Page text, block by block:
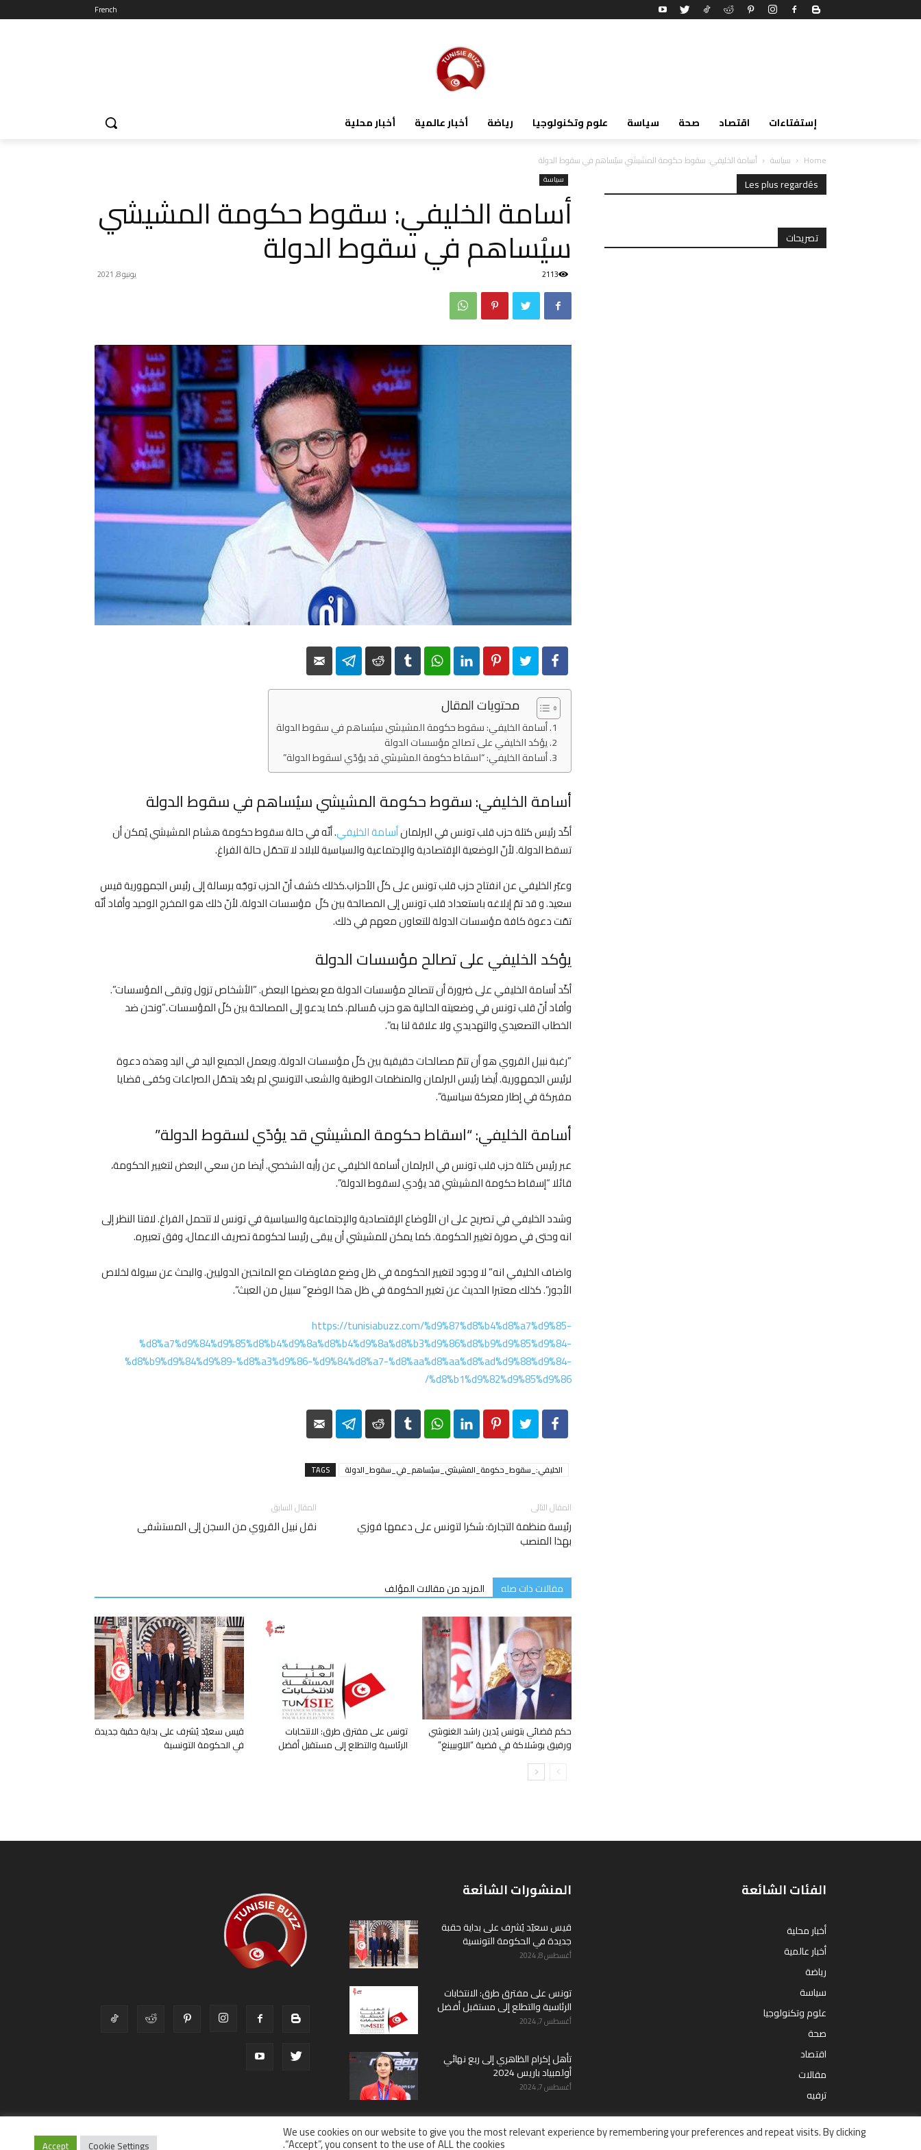
French
أخبار محلية أخبار عالمية رياضة علوم وتكنولوجيا سياسة صحة اقتصاد إستفتاءات
Home سياسة أسامة الخليفي: سقوط حكومة المشيشي سيُساهم في سقوط الدولة
سياسة
أسامة الخليفي: سقوط حكومة المشيشي
سيُساهم في سقوط الدولة
يونيو 8, 2021 2113
Facebook
Twitter
Pinterest
LinkedIn
WhatsApp
Tumblr
Reddit
Telegram
محتويات المقال
أسامة الخليفي: سقوط حكومة المشيشي سيُساهم في سقوط الدولة
يؤكد الخليفي على تصالح مؤسسات الدولة
أسامة الخليفي: “اسقاط حكومة المشيشي قد يؤدّي لسقوط الدولة”
أسامة الخليفي: سقوط حكومة المشيشي سيُساهم في سقوط الدولة
أكّد رئيس كتلة حزب قلب تونس في البرلمانأسامة الخليفي. أنّه في حالة سقوط حكومة هشام المشيشي يُمكن أن
تسقط الدولة. لأنّ الوضعية الإقتصادية والإجتماعية والسياسية للبلاد لا تتحمّل حالة الفراغ.
وعبّر الخليفي عن انفتاح حزب قلب تونس على كلّ الأحزاب.كذلك كشف أنّ الحزب توجّه برسالة إلى رئيس الجمهورية قيس
سعيد. و قد تمّ إبلاغه باستعداد قلب تونس إلى المصالحة بين كلّ مؤسسات الدولة. لأنّ ذلك هو المخرج الوحيد وأفاد أنّه
تمّت دعوة كافة مؤسسات الدولة للتعاون معهم في ذلك.
يؤكد الخليفي على تصالح مؤسسات الدولة
أكّد أسامة الخليفي على ضرورة أن تتصالح مؤسسات الدولة مع بعضها البعض. ”الأشخاص تزول وتبقى المؤسسات”.
وأفاد أنّ قلب تونس في وضعيته الحالية هو حزب مُسالم. كما يدعو إلى المصالحة بين كلّ المؤسسات .”ونحن ضد
الخطاب التصعيدي والتهديدي ولا علاقة لنا به”.
”رغبة نبيل القروي هو أن تتمّ مصالحات حقيقية بين كلّ مؤسسات الدولة. ويعمل الجميع اليد في اليد وهذه دعوة
لرئيس الجمهورية. أيضا رئيس البرلمان والمنظمات الوطنية والشعب التونسي لم يعُد يتحمّل الصراعات وكفى قضايا
مفبركة في إطار معركة سياسية”.
أسامة الخليفي: “اسقاط حكومة المشيشي قد يؤدّي لسقوط الدولة”
عبر رئيس كتلة حزب قلب تونس في البرلمان أسامة الخليفي عن رأيه الشخصي. أيضا من سعي البعض لتغيير الحكومة،
قائلا “إسقاط حكومة المشيشي قد يؤدي لسقوط الدولة”.
وشدد الخليفي في تصريح على ان الأوضاع الإقتصادية والإجتماعية والسياسية في تونس لا تتحمل الفراغ. لافتا النظر إلى
انه وحتى في صورة تغيير الحكومة. كما يمكن للمشيشي أن يبقى رئيسا لحكومة تصريف الاعمال، وفق تعبيره.
واضاف الخليفي انه” لا وجود لتغيير الحكومة في ظل وضع مفاوضات مع المانحين الدوليين. والبحث عن سيولة لخلاص
الأجور”. كذلك معتبرا الحديث عن تغيير الحكومة في ظل هذا الوضع” سبيل من العبث”.
https://tunisiabuzz.com/%d9%87%d8%b4%d8%a7%d9%85-
%d8%a7%d9%84%d9%85%d8%b4%d9%8a%d8%b4%d9%8a%d8%b3%d9%86%d8%b9%d9%85%d9%84-
%d8%b9%d9%84%d9%89-%d8%a3%d9%86-%d9%84%d8%a7-%d8%aa%d8%aa%d8%ad%d9%88%d9%84-
%d8%b1%d9%82%d9%85%d9%86/
Facebook
Twitter
Pinterest
LinkedIn
WhatsApp
Tumblr
Reddit
Telegram
TAGS الخليفي:_سقوط_حكومة_المشيشي_سيُساهم_في_سقوط_الدولة
المقال السابق
نقل نبيل القروي من السجن إلى المستشفى
المقال التالى
رئيسة منظمة التجارة: شكرا لتونس على دعمها فوزي
بهذا المنصب
مقالات ذات صله المزيد من مقالات المؤلف
قيس سعيّد يُشرف على بداية حقبة جديدة
في الحكومة التونسية
تونس على مفترق طرق: الانتخابات
الرئاسية والتطلع إلى مستقبل أفضل
حكم قضائي بتونس يُدين راشد الغنوشي
ورفيق بوشلاكة في قضية “اللوبيينغ”
Les plus regardés
تصريحات
المنشورات الشائعة
قيس سعيّد يُشرف على بداية حقبة
جديدة في الحكومة التونسية
أغسطس 8, 2024
تونس على مفترق طرق: الانتخابات
الرئاسية والتطلع إلى مستقبل أفضل
أغسطس 7, 2024
تأهل إكرام الظاهري إلى ربع نهائي
أولمبياد باريس 2024
أغسطس 7, 2024
الفئات الشائعة
أخبار محلية
أخبار عالمية
رياضة
سياسة
علوم وتكنولوجيا
صحة
اقتصاد
مقالات
ترفيه
We use cookies on our website to give you the most relevant experience by remembering your preferences and repeat visits. By clicking
“Accept”, you consent to the use of ALL the cookies.
Cookie Settings
Accept